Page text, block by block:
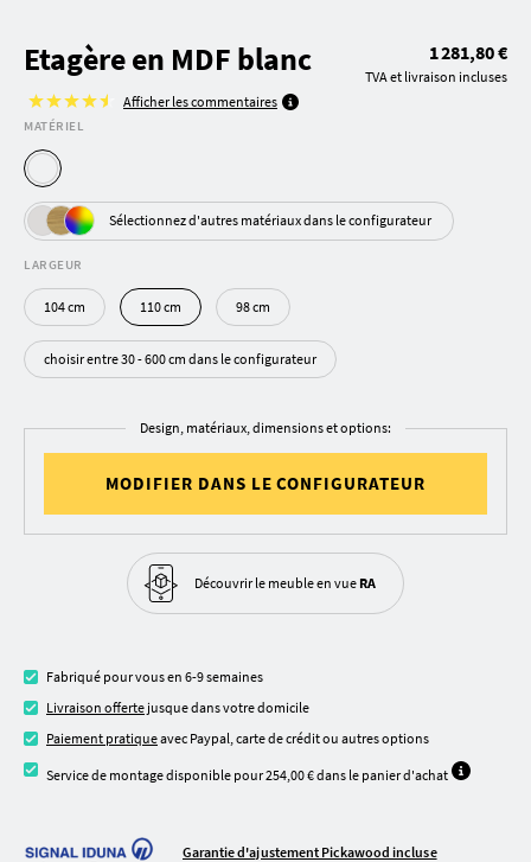
Etagère en MDF blanc
Afficher les commentaires
1 281,80 €
TVA et livraison incluses
MATÉRIEL
Sélectionnez d'autres matériaux dans le configurateur
LARGEUR
104 cm 110 cm 98 cm
choisir entre 30 - 600 cm dans le configurateur
Design, matériaux, dimensions et options:
MODIFIER DANS LE CONFIGURATEUR
Découvrir le meubleen vue RA
Fabriqué pour vous en 6-9 semaines
Livraison offerte jusque dans votre domicile
Paiement pratiqueavec Paypal, carte de crédit ou autres options
Service de montage disponible pour 254,00 € dans le panier d'achat
Garantie d'ajustement Pickawood incluse